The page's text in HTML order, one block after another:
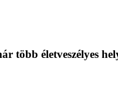
több életveszélyes